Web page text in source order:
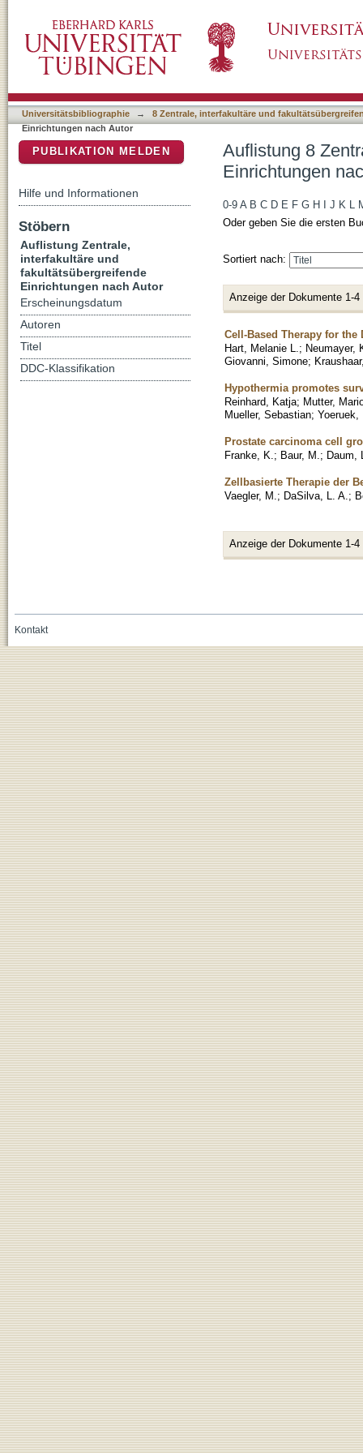
Martin"
Universitätsbibliographie →
8 Zentrale, interfakultäre und
Einrichtungen nach Autor
Auflistung 8
Einrichtungen
0-9 A B C D E F G H J K L
Oder geben Sie die ersten
Sortiert nach:
Anzeige der Dokumente 1-4
Cell-Based Therapy for
Hart, Melanie L. ; Neumayer,
Giovanni, Simone;
Hypothermia promotes
Reinhard, Katja; Mutter,
Mueller, Sebastian; Yoeruek,
Prostate carcinoma cell
Franke, K. ; Baur, M. ; Daum,
Zellbasierte Therapie der
Vaegler, M. ; DaSilva, L. A. ;
Anzeige der Dokumente 1-4
PUBLIKATION MELDEN
Hilfe und Informationen
Stöbern
Auflistung Zentrale,
interfakultäre und
fakultätsübergreifende
Einrichtungen nach Autor
Erscheinungsdatum
Autoren
Titel
DDC-Klassifikation
Kontakt